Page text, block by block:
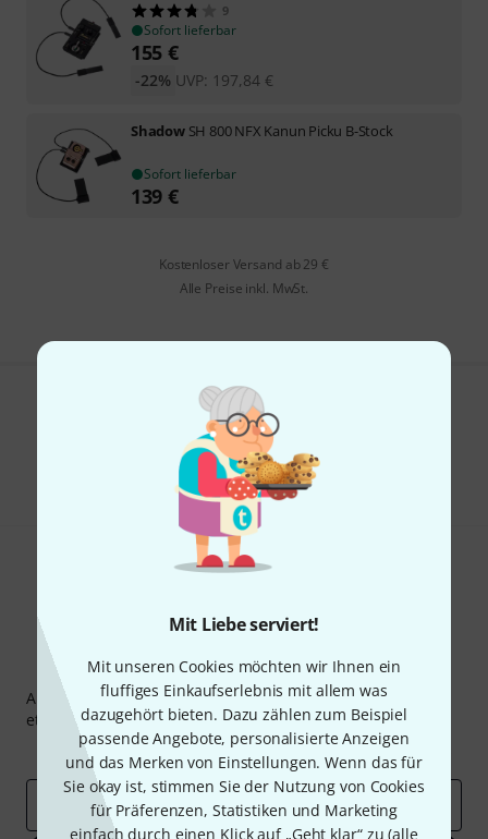
Mit Liebe serviert!
Mit unseren Cookies möchten wir Ihnen ein
fluffiges Einkaufserlebnis mit allem was
dazugehört bieten. Dazu zählen zum Beispiel
passende Angebote, personalisierte Anzeigen
und das Merken von Einstellungen. Wenn das für
Sie okay ist, stimmen Sie der Nutzung von Cookies
für Präferenzen, Statistiken und Marketing
einfach durch einen Klick auf „Geht klar“ zu (alle
9
Sofort lieferbar
155 €
UVP: 197,84 €
-22%
Shadow SH 800 NFX Kanun Picku B-Stock
Sofort lieferbar
139 €
Kostenloser Versand ab 29 €
Alle Preise inkl. MwSt.
Gefällt Ihnen, was Sie sehen?
Teilen Hilfe & Feedback
Thomann Newsletter
Abonniere den Thomann Newsletter und gewinne mit
etwas Glück einen von50 Gutscheinenüber jeweils
Inspirierende Beiträge
Deals Thomann Insights
E-Mail-Adresse*